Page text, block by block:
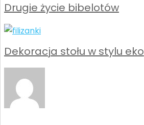
Drugie życie bibelotów
Dekoracja stołu w stylu eko